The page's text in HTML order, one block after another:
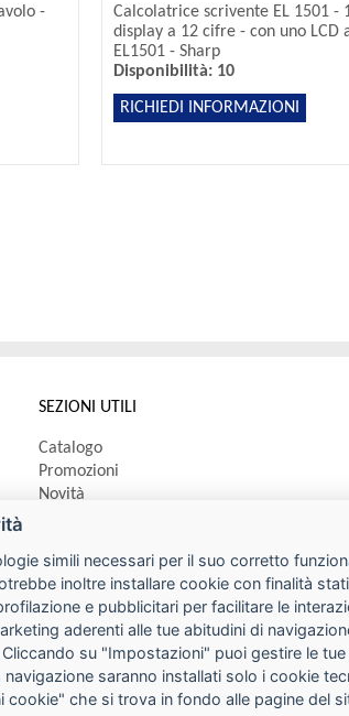
-
Calcolatrice scrivente EL 1501 -
display a 12 cifre - con uno LCD
EL1501 - Sharp
Disponibilità: 10
RICHIEDI INFORMAZIONI
SEZIONI UTILI
Catalogo
Promozioni
Novità
simili necessari per il suo corretto
inoltre installare cookie con finalità
e pubblicitari per facilitare le
aderenti alle tue abitudini di
su "Impostazioni" puoi gestire le
saranno installati solo i cookie
che si trova in fondo alle pagine del